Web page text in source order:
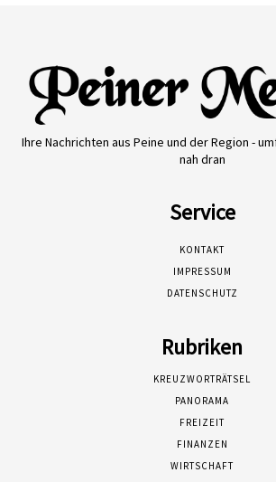
Ihre Nachrichten aus Peine und der Region -
nah dran
Service
KONTAKT
IMPRESSUM
DATENSCHUTZ
Rubriken
KREUZWORTRÄTSEL
PANORAMA
FREIZEIT
FINANZEN
WIRTSCHAFT